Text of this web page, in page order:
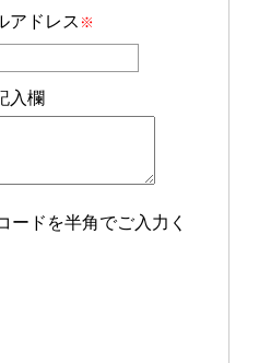
アドレス ※
入欄
ードを半角でご入力く